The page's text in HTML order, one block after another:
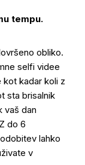
tempu.
obliko.
selfi videe
kadar koli z
sta brisalnik
vaš dan
do 6
lahko
v